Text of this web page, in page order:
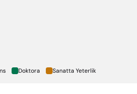
Doktora Sanatta Yeterlik